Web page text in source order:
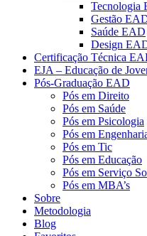
Tecnologia
Gestão
Saúde EAD
Design
Certificação Técnica
EJA – Educação de
Pós-Graduação EAD
Pós em Direito
Pós em Saúde
Pós em Psicologia
Pós em
Pós em Tic
Pós em Educação
Pós em Serviço
Pós em MBA’s
Sobre
Metodologia
Blog